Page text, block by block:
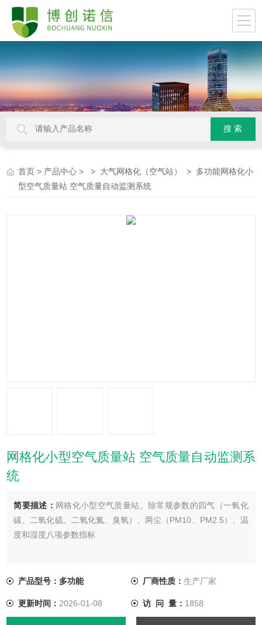
首页 > 产品中心 > > 大气网格化（空气站）
> 多功能网格化小
型空气质量站 空气质量自动监测系统
网格化小型空气质量站 空气质量自动监测系
统
简要描述： 网格化小型空气质量站。除常规参数的四气（一氧化
碳、二氧化硫、二氧化氮、臭氧）、两尘（PM10、PM2.5）、温
度和湿度八项参数指标
产品型号：多功能 厂商性质： 生产厂家
更新时间： 2026-01-08 访 问 量： 1858